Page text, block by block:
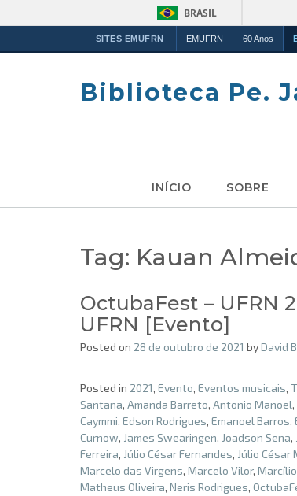
BRASIL
SITES EMUFRN EMUFRN 60 Anos
Biblioteca Pe.
INÍCIO SOBRE
Tag: Kauan
OctubaFest – UFRN
UFRN [Evento]
Posted on 28 de outubro de 2021 byDavid
Posted in 2021, Evento, Eventos musicais,
Santana, Amanda Barreto, Antonio Manoel,
Caymmi, Edson Rodrigues, Emanoel Barros,
Curnow, James Swearingen, Joadson Sena,
Ferreira, Júlio César Fernandes, Júlio César
Marcelo das Virgens, Marcelo Vilor,
Matheus Oliveira, Neris Rodrigues,